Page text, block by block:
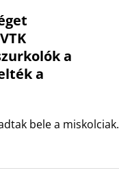
a
a
bele a miskolciak.